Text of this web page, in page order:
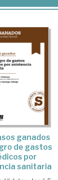
ganados
de gastos
por
sanitaria